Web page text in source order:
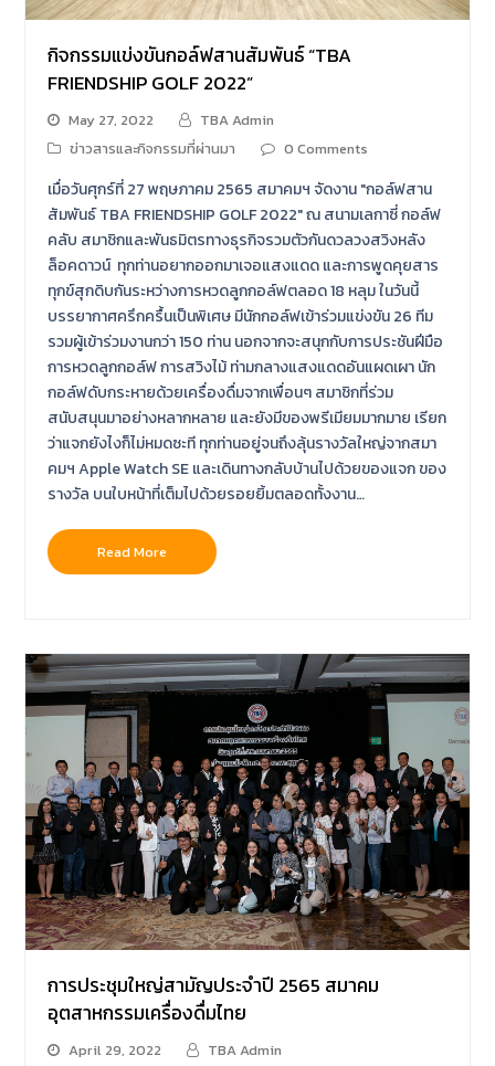
กิจกรรมแข่งขันกอล์ฟสานสัมพันธ์ “TBA
FRIENDSHIP GOLF 2022”
May 27, 2022
TBA Admin
ข่าวสารและกิจกรรมที่ผ่านมา
0 Comments
เมื่อวันศุกร์ที่ 27 พฤษภาคม 2565 สมาคมฯ จัดงาน "กอล์ฟสาน
สัมพันธ์ TBA FRIENDSHIP GOLF 2022" ณ สนามเลกาซี่ กอล์ฟ
คลับ สมาชิกและพันธมิตรทางธุรกิจรวมตัวกันดวลวงสวิงหลัง
ล็อคดาวน์ ทุกท่านอยากออกมาเจอแสงแดด และการพูดคุยสาร
ทุกข์สุกดิบกันระหว่างการหวดลูกกอล์ฟตลอด 18 หลุม ในวันนี้
บรรยากาศครึกครื้นเป็นพิเศษ มีนักกอล์ฟเข้าร่วมแข่งขัน 26 ทีม
รวมผู้เข้าร่วมงานกว่า 150 ท่าน นอกจากจะสนุกกับการประชันฝีมือ
การหวดลูกกอล์ฟ การสวิงไม้ ท่ามกลางแสงแดดอันแผดเผา นัก
กอล์ฟดับกระหายด้วยเครื่องดื่มจากเพื่อนๆ สมาชิกที่ร่วม
สนับสนุนมาอย่างหลากหลาย และยังมีของพรีเมียมมากมาย เรียก
ว่าแจกยังไงก็ไม่หมดซะที ทุกท่านอยู่จนถึงลุ้นรางวัลใหญ่จากสมา
คมฯ Apple Watch SE และเดินทางกลับบ้านไปด้วยของแจก ของ
รางวัล บนใบหน้าที่เต็มไปด้วยรอยยิ้มตลอดทั้งงาน…
Read More
การประชุมใหญ่สามัญประจำปี 2565 สมาคม
อุตสาหกรรมเครื่องดื่มไทย
April 29, 2022
TBA Admin